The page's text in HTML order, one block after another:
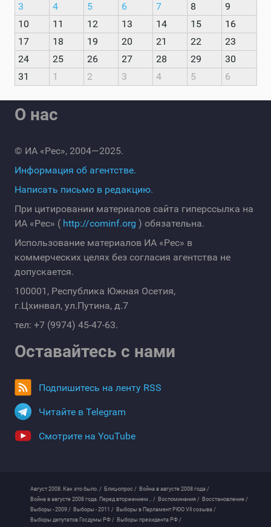
3
4 5 6 7 8
9
10
11 12 13 14 15
16
17
18 19 20 21 22
23
24
25 26 27 28 29
30
31
1 2 3 4 5 6
О нас
© ИА «Рес», 2004—2025.
Информация об агентстве.
Написать письмо в редакцию.
При цитировании материалов сайта гиперссылка на
ИА «Рес» ( http://cominf.org ) обязательна.
Использование материалов ИА «Рес» в
коммерческих целях без согласия агентства не
допускается.
100001, Республика Южная Осетия,
г.Цхинвал, ул.Путина, д.7
тел: +7 (9974) 45-47-63.
Оставайтесь с нами
Подпишитесь на ленту RSS
Читайте в Telegram
Смотрите на YouTube
Август 2008. Как это было. / Блиц-опрос / Война в августе 2008 года /
Война в августе 2008 года. Перед вторжением... / Воспоминания / Восстановление /
Выборы - 2009 / Выборы - 2011 / Выборы в Парламент РЮО VII созыва /
Выборы депутатов Госдумы РФ / Выборы президента РФ /